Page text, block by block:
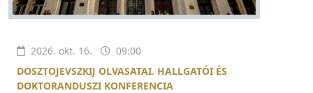
2026. okt. 16.
09:00
DOSZTOJEVSZKIJ OLVASATAI. HALLGATÓI ÉS
DOKTORANDUSZI KONFERENCIA